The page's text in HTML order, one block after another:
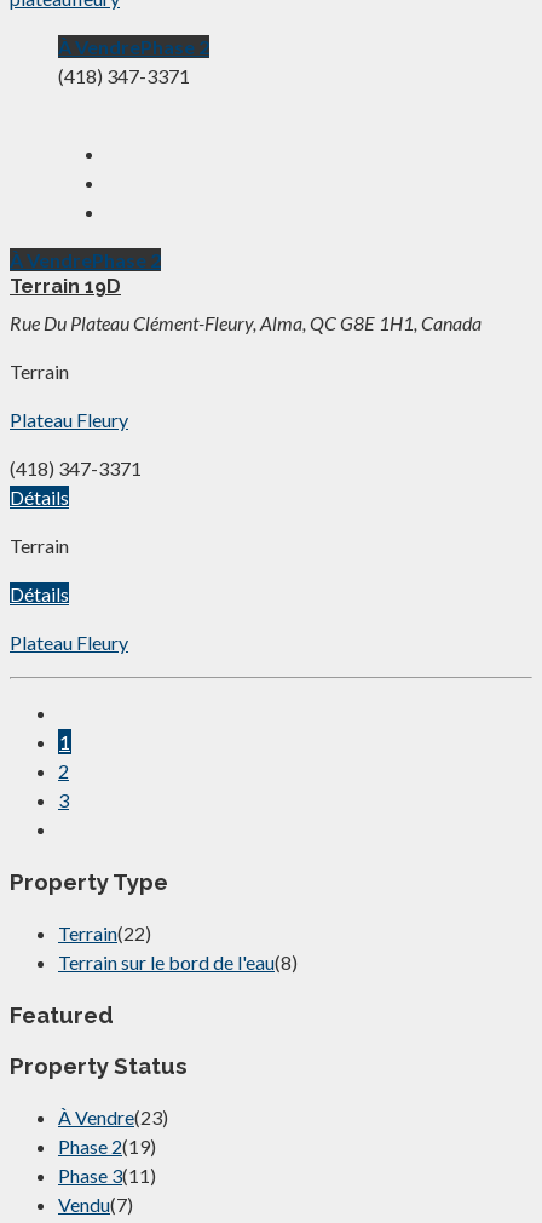
À VendrePhase 2
(418) 347-3371
À VendrePhase 2
Terrain 19D
Rue Du Plateau Clément-Fleury, Alma, QC G8E 1H1, Canada
Terrain
Plateau Fleury
(418) 347-3371
Détails
Terrain
Détails
Plateau Fleury
1
2
3
Property Type
Terrain(22)
Terrain sur le bord de l'eau(8)
Featured
Property Status
À Vendre(23)
Phase 2(19)
Phase 3(11)
Vendu(7)